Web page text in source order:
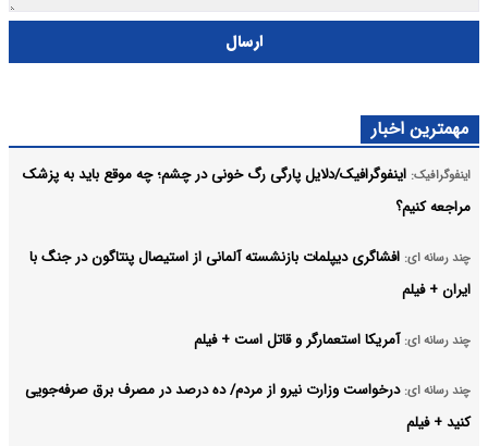
ارسال
مهمترین اخبار
اینفوگرافیک: اینفوگرافیک/دلایل پارگی رگ خونی در چشم؛ چه موقع باید به پزشک
مراجعه کنیم؟
چند رسانه ای: افشاگری دیپلمات بازنشسته آلمانی از استیصال پنتاگون در جنگ با
ایران + فیلم
چند رسانه ای: آمریکا استعمارگر و قاتل است + فیلم
چند رسانه ای: درخواست وزارت نیرو از مردم/ ده درصد در مصرف برق صرفه‌جویی
کنید + فیلم